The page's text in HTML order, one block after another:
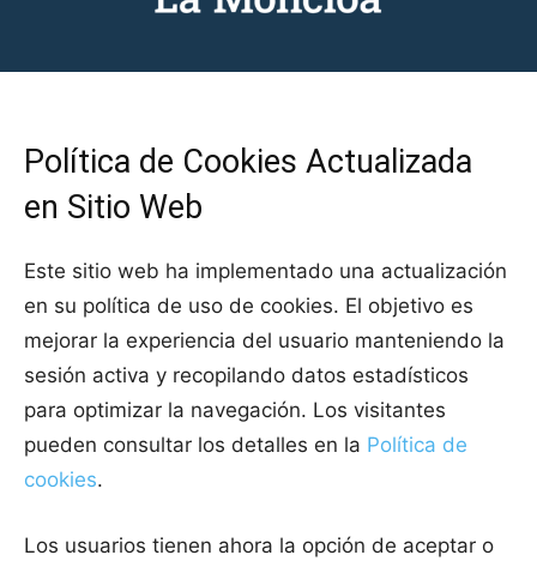
Política de Cookies Actualizada
en Sitio Web
Este sitio web ha implementado una actualización
en su política de uso de cookies. El objetivo es
mejorar la experiencia del usuario manteniendo la
sesión activa y recopilando datos estadísticos
para optimizar la navegación. Los visitantes
pueden consultar los detalles en la Política de
cookies.
Los usuarios tienen ahora la opción de aceptar o